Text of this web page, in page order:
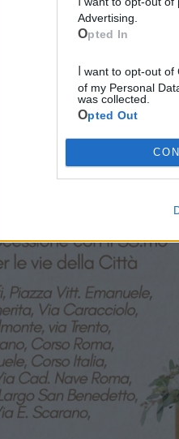
Advertising.
Opted In
of my Personal
was collected.
Opted Out